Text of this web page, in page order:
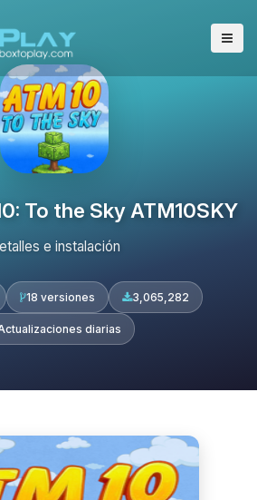
To the Sky ATM10SKY
e instalación
18 versiones 3,065,282
diarias